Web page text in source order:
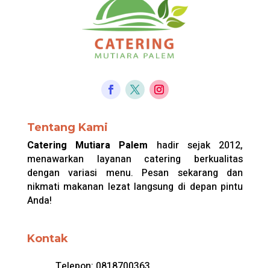
Tentang Kami
Catering Mutiara Palem hadir sejak 2012,
menawarkan layanan catering berkualitas
dengan variasi menu. Pesan sekarang dan
nikmati makanan lezat langsung di depan pintu
Anda!
Kontak